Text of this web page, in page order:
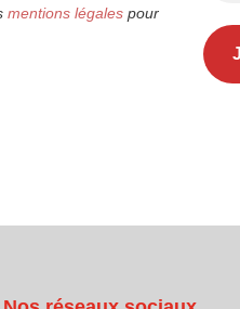
mentions légalespour